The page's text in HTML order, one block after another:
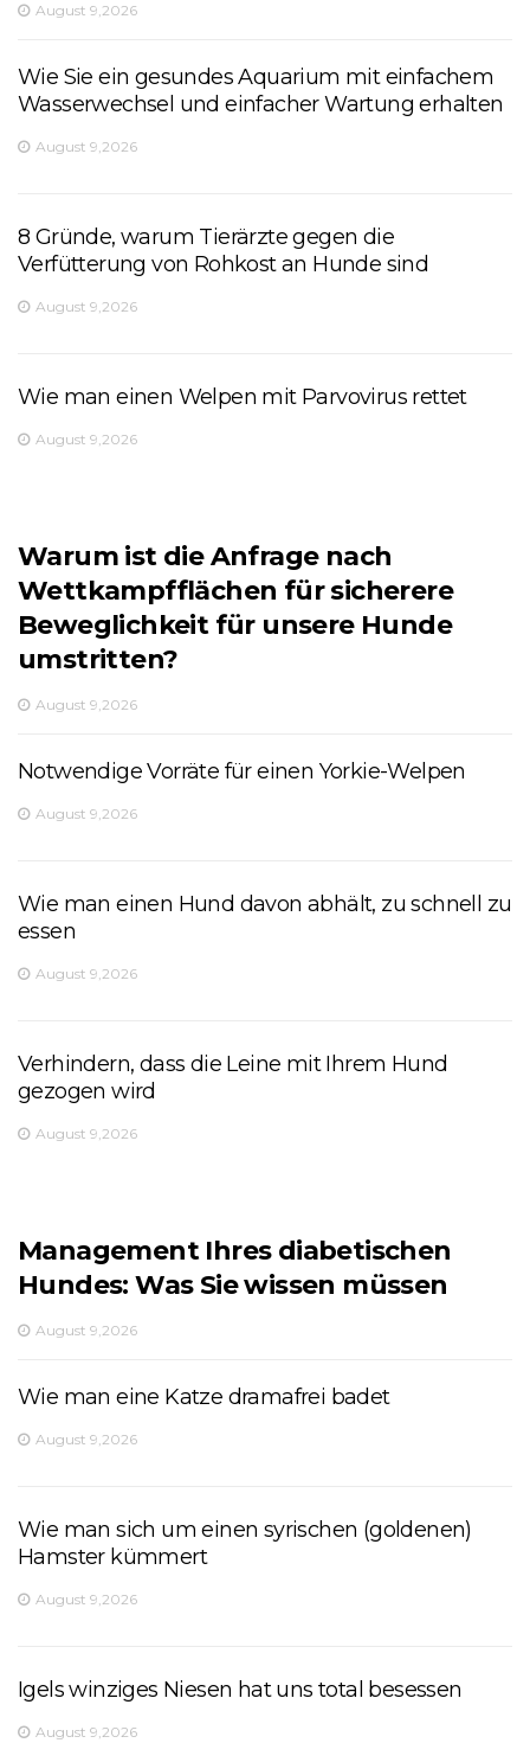
August 9,2026
Wie Sie ein gesundes Aquarium mit einfachem
Wasserwechsel und einfacher Wartung erhalten
August 9,2026
8 Gründe, warum Tierärzte gegen die
Verfütterung von Rohkost an Hunde sind
August 9,2026
Wie man einen Welpen mit Parvovirus rettet
August 9,2026
Warum ist die Anfrage nach
Wettkampfflächen für sicherere
Beweglichkeit für unsere Hunde
umstritten?
August 9,2026
Notwendige Vorräte für einen Yorkie-Welpen
August 9,2026
Wie man einen Hund davon abhält, zu schnell zu
essen
August 9,2026
Verhindern, dass die Leine mit Ihrem Hund
gezogen wird
August 9,2026
Management Ihres diabetischen
Hundes: Was Sie wissen müssen
August 9,2026
Wie man eine Katze dramafrei badet
August 9,2026
Wie man sich um einen syrischen (goldenen)
Hamster kümmert
August 9,2026
Igels winziges Niesen hat uns total besessen
August 9,2026